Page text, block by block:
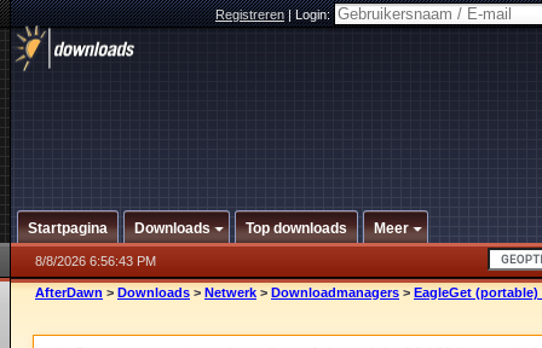
Registreren|Login:
Startpagina Downloads Top downloads Meer
8/8/2026 6:56:43 PM
AfterDawn > Downloads > Netwerk > Downloadmanagers > EagleGet (portable)